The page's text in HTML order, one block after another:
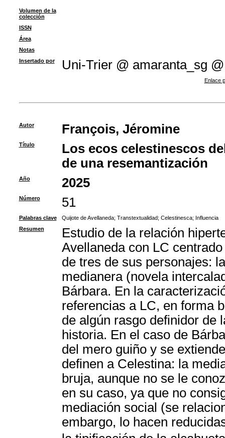
Volumen de la
colección
ISSN
Área
Notas
Insertado por
Uni-Trier @ amaranta_sg
Enlace
Autor François, Jéromine
Título
Los ecos celestinescos
de una resemantización
Año 2025
Número 51
Palabras clave Quijote de Avellaneda; Transtextualidad; Celestinesca; Influencia
Resumen
Estudio de la relación
Avellaneda con LC
de tres de sus personajes:
medianera (novela
Bárbara. En la
referencias a LC, en forma
de algún rasgo definidor de
historia. En el caso de
del mero guiño y se
definen a Celestina: la
bruja, aunque no se le
en su caso, ya que no
mediación social (se
embargo, lo hacen